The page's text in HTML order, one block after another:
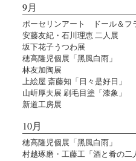
9月
ポーセリンアート ドール＆
安藤友紀・石川理恵 二人展
坂下花子うつわ展
穂高隆児個展「黑風白雨」
林友加陶展
上絵屋 斎藤知「日々是好日」
山㟁厚夫展 刷毛目塗「漆象」
新道工房展
10月
穂高隆児個展「黑風白雨」
村越琢磨・工藤工「酒と肴の二